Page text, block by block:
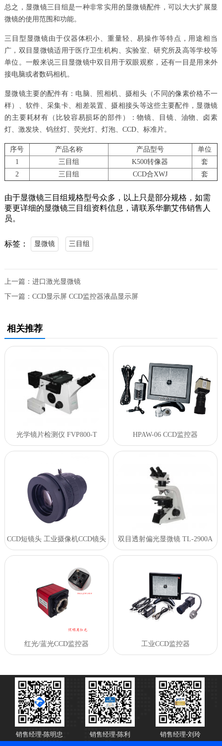
总之，显微镜三目组是一种非常实用的显微镜配件，可以大大扩展显
微镜的使用范围和功能。
三目型显微镜由于仪器体积小、重量轻、易操作等特点，用途相当
广，双目显微镜适用于医疗卫生机构、实验室、研究所及高等学校等
单位。一般来说三目显微镜中双目用于双眼观察，还有一目是用来外
接电脑或者数码相机。
显微镜主要的配件有：电脑、照相机、摄相头（不同的像素价格不一
样）、软件、采集卡、相差装置、摄相接头等这些主要配件，显微镜
的主要耗材有（比较容易损坏的部件）：物镜、目镜、油物、卤素
灯、激发块、钨丝灯、荧光灯、灯泡、CCD、标准片。
序号 产品名称 产品型号
单位
1
三目组 K500转像器
套
2
三目组 CCD合XWJ 套
由于显微镜三目组规格型号众多，以上只是部分规格，如需
要更详细的显微镜三目组资料信息，请联系华鹏艾伟销售人
员。
标签： 显微镜 三目组
上一篇： 进口激光显微镜
下一篇： CCD显示屏 CCD监控器液晶显示屏
相关推荐
光学镜片检测仪 FVP800-T HPAW-06 CCD监控器
CCD短镜头 工业摄像机CCD镜头 双目透射偏光显微镜 TL-2900A
红光/蓝光CCD监控器 工业CCD监控器
销售经理-陈明忠
销售经理-陈利
销售经理-刘玲